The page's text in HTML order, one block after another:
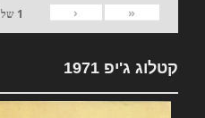
«
‹
1 של
קטלוג ג'יפ 1971